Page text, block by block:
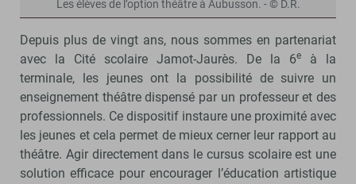
Les élèves de l’option théâtre à Aubusson. - © D.R.
Depuis plus de vingt ans, nous sommes en partenariat
avec la Cité scolaire Jamot-Jaurès. De la 6e
à la
terminale, les jeunes ont la possibilité de suivre un
enseignement théâtre dispensé par un professeur et des
professionnels. Ce dispositif instaure une proximité avec
les jeunes et cela permet de mieux cerner leur rapport au
théâtre. Agir directement dans le cursus scolaire est une
solution efficace pour encourager l’éducation artistique